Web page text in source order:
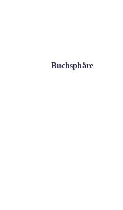
Buchsphäre